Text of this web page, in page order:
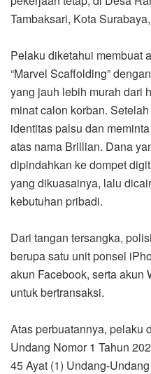
Tambaksari, Kota
Pelaku diketahui membuat
“Marvel Scaffolding”
yang jauh lebih murah dari
minat calon korban.
identitas palsu dan
atas nama Brillian. Dana
dipindahkan ke dompet
yang dikuasainya, lalu
kebutuhan pribadi.
Dari tangan tersangka,
berupa satu unit ponsel
akun Facebook, serta akun
untuk bertransaksi.
Atas perbuatannya, pelaku
Undang Nomor 1 Tahun
45 Ayat (1) Undang-